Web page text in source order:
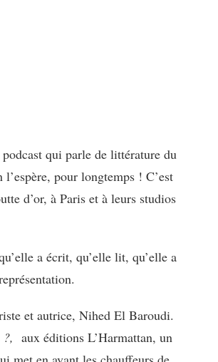
qui parle de littérature du
pour longtemps ! C’est
d’or, à Paris et à leurs studios
a écrit, qu’elle lit, qu’elle a
et autrice, Nihed El Baroudi.
aux éditions L’Harmattan, un